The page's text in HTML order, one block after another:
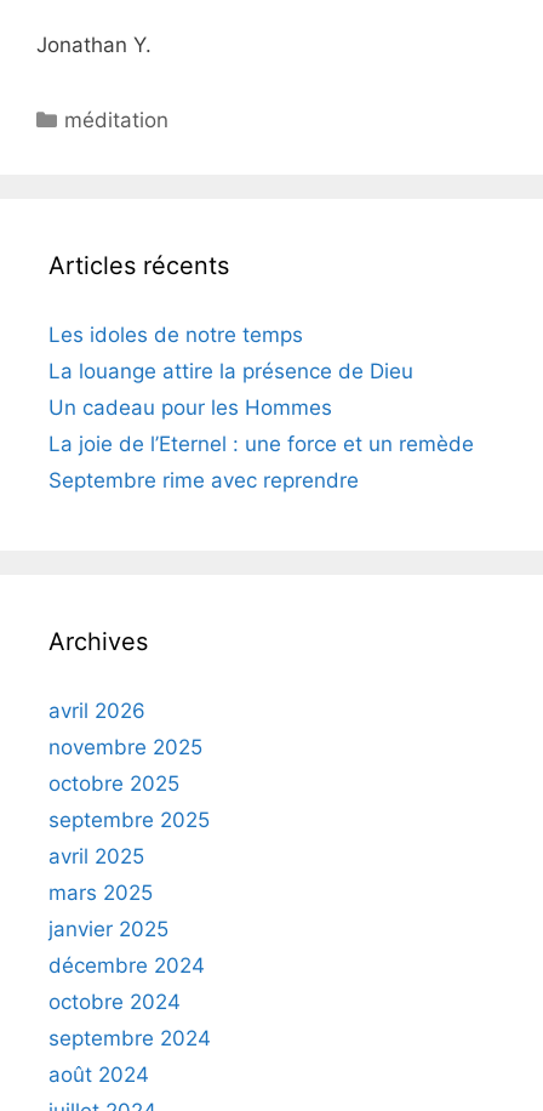
Jonathan Y.
méditation
Articles récents
Les idoles de notre temps
La louange attire la présence de Dieu
Un cadeau pour les Hommes
La joie de l’Eternel : une force et un remède
Septembre rime avec reprendre
Archives
avril 2026
novembre 2025
octobre 2025
septembre 2025
avril 2025
mars 2025
janvier 2025
décembre 2024
octobre 2024
septembre 2024
août 2024